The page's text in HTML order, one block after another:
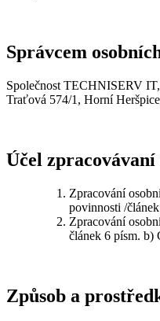
Správcem
Společnost TECHNISERV
Traťová 574/1, Horní
Účel
Zpracování
povinnosti /
Zpracování
článek 6 písm. b)
Způsob a